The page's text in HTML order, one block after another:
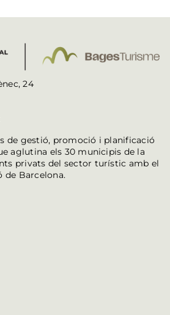
24
de gestió, promoció i planificació
aglutina els 30 municipis de la
privats del sector turístic amb el
de Barcelona.